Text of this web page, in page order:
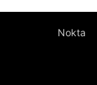
Nokta